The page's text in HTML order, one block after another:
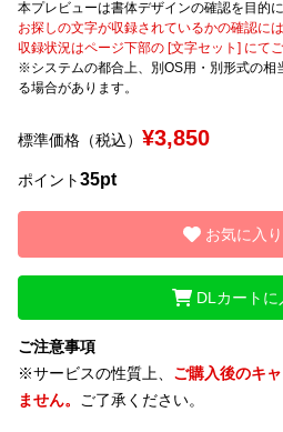
〜
リセット
本プレビューは書体デザインの確認を目的
お探しの文字が収録されているかの確認に
収録状況はページ下部の [文字セット] にて
※システムの都合上、別OS用・別形式の相
る場合があります。
標準価格（税込） ¥3,850
ポイント35pt
お気に入
DLカートに
ご注意事項
※サービスの性質上、 ご購入後のキ
ません。
ご了承ください。